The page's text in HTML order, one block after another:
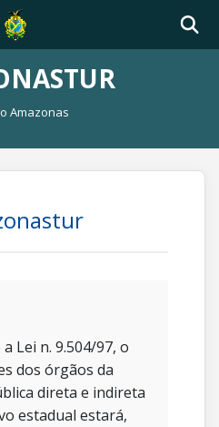
Amazonas
Lei n. 9.504/97, o
dos órgãos da
direta e indireta
estadual estará,